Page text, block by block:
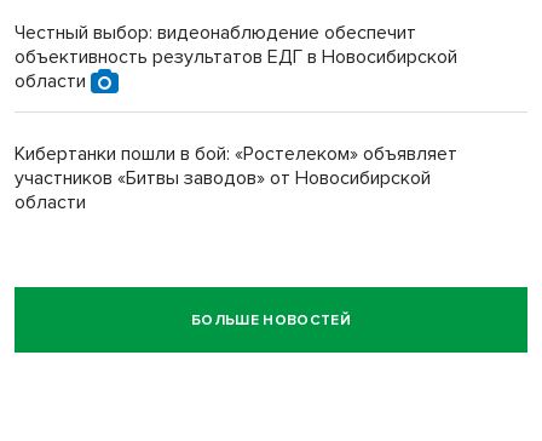
Честный выбор: видеонаблюдение обеспечит
объективность результатов ЕДГ в Новосибирской
области
Кибертанки пошли в бой: «Ростелеком» объявляет
участников «Битвы заводов» от Новосибирской
области
БОЛЬШЕ НОВОСТЕЙ